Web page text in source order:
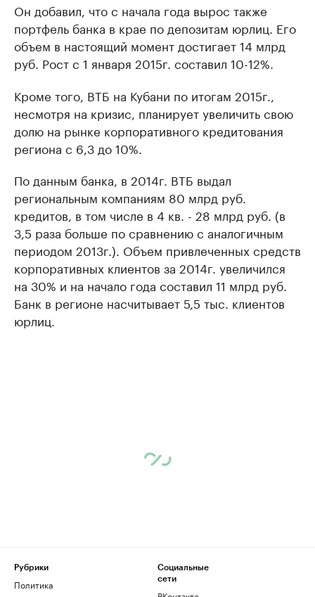
Он добавил, что с начала года вырос также
портфель банка в крае по депозитам юрлиц. Его
объем в настоящий момент достигает 14 млрд
руб. Рост с 1 января 2015г. составил 10-12%.
Кроме того, ВТБ на Кубани по итогам 2015г.,
несмотря на кризис, планирует увеличить свою
долю на рынке корпоративного кредитования
региона с 6,3 до 10%.
По данным банка, в 2014г. ВТБ выдал
региональным компаниям 80 млрд руб.
кредитов, в том числе в 4 кв. - 28 млрд руб. (в
3,5 раза больше по сравнению с аналогичным
периодом 2013г.). Объем привлеченных средств
корпоративных клиентов за 2014г. увеличился
на 30% и на начало года составил 11 млрд руб.
Банк в регионе насчитывает 5,5 тыс. клиентов
юрлиц.
Рубрики
Политика
Социальные
сети